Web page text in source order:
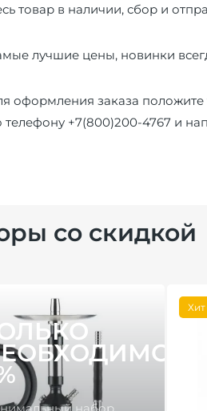
товар в наличии, сбор и
лучшие цены, новинки
оформления заказа положите
телефону +7(800)200-4767 и
со скидкой